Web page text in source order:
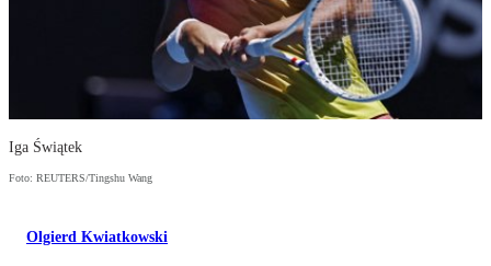
Iga Świątek
Foto: REUTERS/Tingshu Wang
Olgierd Kwiatkowski